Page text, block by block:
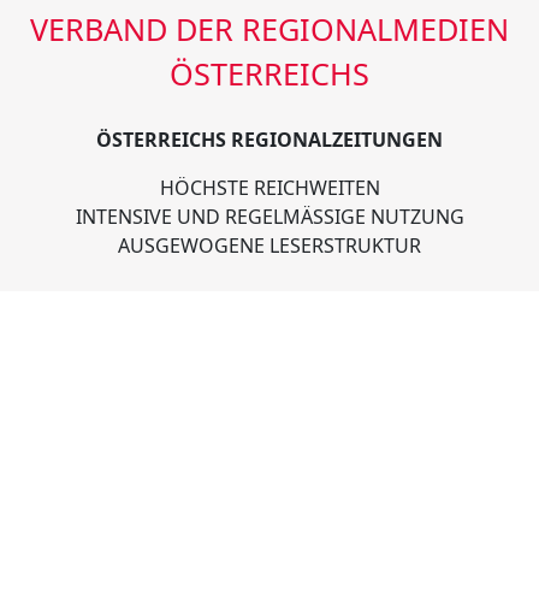
VERBAND DER REGIONALMEDIEN
ÖSTERREICHS
ÖSTERREICHS REGIONALZEITUNGEN
HÖCHSTE REICHWEITEN
INTENSIVE UND REGELMÄSSIGE NUTZUNG
AUSGEWOGENE LESERSTRUKTUR